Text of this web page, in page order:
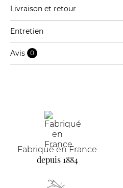
Livraison et retour
Entretien
Avis 0
Fabriqué en France
depuis 1884